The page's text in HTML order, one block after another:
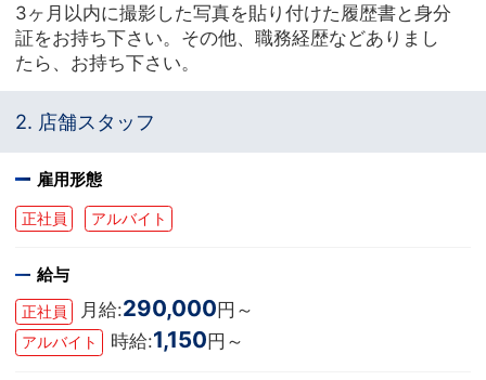
3ヶ月以内に撮影した写真を貼り付けた履歴書と身分
証をお持ち下さい。その他、職務経歴などありまし
たら、お持ち下さい。
2. 店舗スタッフ
雇用形態
正社員 アルバイト
給与
正社員 月給:290,000 円～
アルバイト 時給:1,150円～